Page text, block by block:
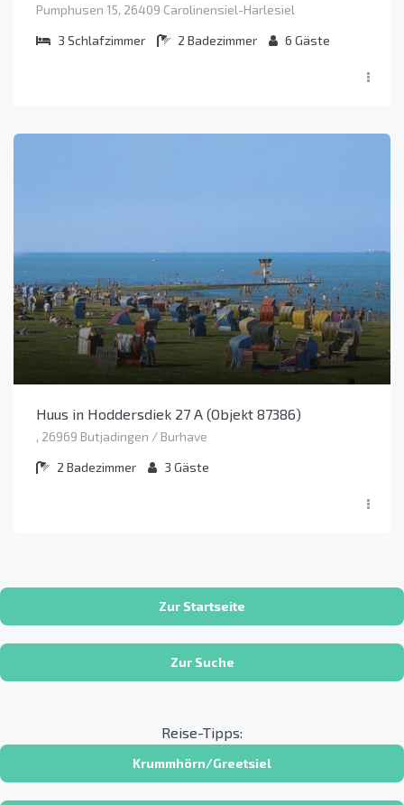
Pumphusen 15, 26409 Carolinensiel-Harlesiel
3 Schlafzimmer 2 Badezimmer 6 Gäste
Huus in Hoddersdiek 27 A (Objekt 87386)
, 26969 Butjadingen / Burhave
2 Badezimmer 3 Gäste
Zur Startseite
Zur Suche
Reise-Tipps:
Krummhörn/Greetsiel